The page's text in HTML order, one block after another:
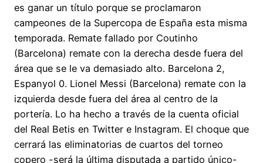
es ganar un título porque se proclamaron
campeones de la Supercopa de España esta misma
temporada. Remate fallado por Coutinho
(Barcelona) remate con la derecha desde fuera del
área que se le va demasiado alto. Barcelona 2,
Espanyol 0. Lionel Messi (Barcelona) remate con la
izquierda desde fuera del área al centro de la
portería. Lo ha hecho a través de la cuenta oficial
del Real Betis en Twitter e Instagram. El choque que
cerrará las eliminatorias de cuartos del torneo
copero -será la última disputada a partido único-